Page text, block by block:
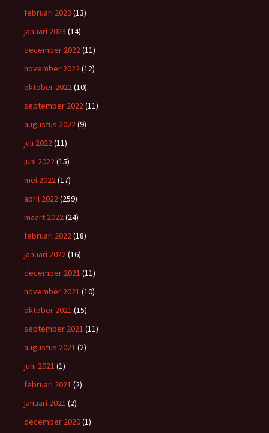
februari 2023 (13)
januari 2023 (14)
december 2022(11)
november 2022(12)
oktober 2022(10)
september 2022(11)
augustus 2022(9)
juli 2022(11)
juni 2022(15)
mei 2022(17)
april 2022(259)
maart 2022(24)
februari 2022(18)
januari 2022(16)
december 2021 (11)
november 2021 (10)
oktober 2021 (15)
september 2021 (11)
augustus 2021 (2)
juni 2021 (1)
februari 2021 (2)
januari 2021 (2)
december 2020(1)